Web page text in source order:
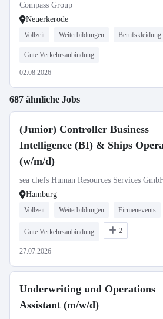
Compass Group
Neuerkerode
Vollzeit Weiterbildungen Berufskleidung
Gute Verkehrsanbindung
02.08.2026
687 ähnliche Jobs
(Junior) Controller Business
Intelligence (BI) & Ships
(w/m/d)
sea chefs Human Resources Services
Hamburg
Vollzeit Weiterbildungen Firmenevents
Gute Verkehrsanbindung 2
27.07.2026
Underwriting und Operations
Assistant (m/w/d)